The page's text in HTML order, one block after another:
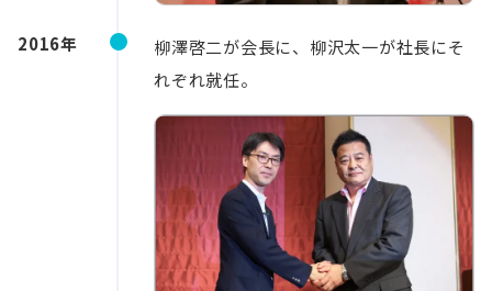
2016年
柳澤啓二が会長に、柳沢太一が社長にそ
れぞれ就任。